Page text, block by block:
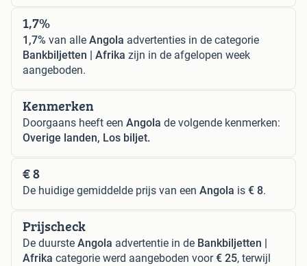
1,7%
1,7% van alle Angola advertenties in de categorie
Bankbiljetten | Afrika zijn in de afgelopen week
aangeboden.
Kenmerken
Doorgaans heeft een Angola de volgende kenmerken:
Overige landen, Los biljet.
€ 8
De huidige gemiddelde prijs van een Angola is € 8.
Prijscheck
De duurste Angola advertentie in de Bankbiljetten |
Afrika categorie werd aangeboden voor€ 25, terwijl